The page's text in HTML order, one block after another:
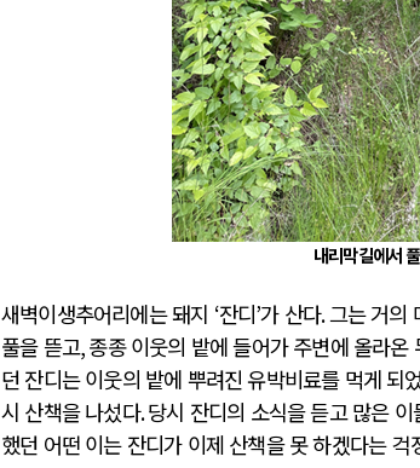
내리막길에서
새벽이생추어리에는 돼지 ‘잔디’가 산다.그는 거의
풀을 뜯고,종종 이웃의 밭에 들어가 주변에 올라온
던 잔디는 이웃의 밭에 뿌려진 유박비료를 먹게 되
시 산책을 나섰다.당시 잔디의 소식을 듣고 많은
했던 어떤 이는 잔디가 이제 산책을 못 하겠다는